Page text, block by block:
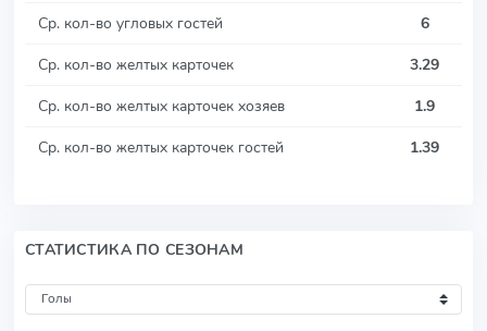
Ср. кол-во угловых гостей
6
Ср. кол-во желтых карточек
3.29
Ср. кол-во желтых карточек хозяев
1.9
Ср. кол-во желтых карточек гостей
1.39
СТАТИСТИКА ПО СЕЗОНАМ